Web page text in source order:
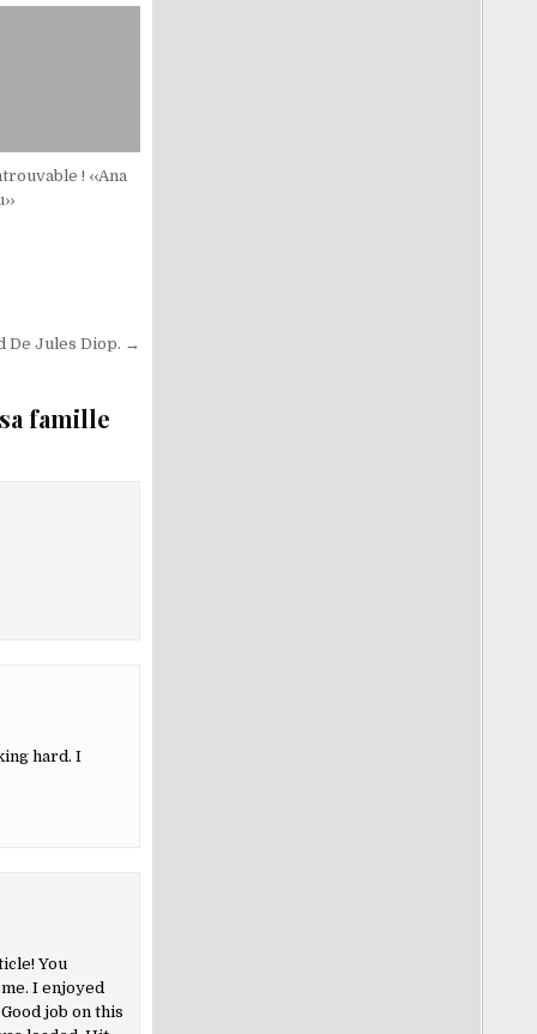
! ‹‹Ana
De Jules Diop. →
famille
hard. I
You
I enjoyed
job on this